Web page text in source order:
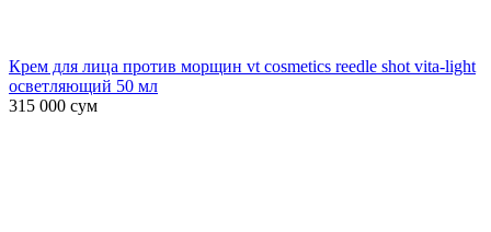
Крем для лица против морщин vt cosmetics reedle shot vita-light
осветляющий 50 мл
315 000 сум